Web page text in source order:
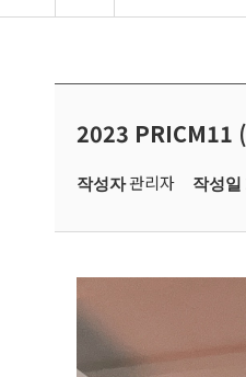
2023 PRICM11
작성자관리자 작성일